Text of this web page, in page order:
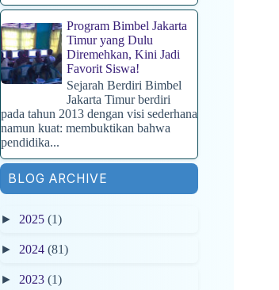
Program Bimbel Jakarta
Timur yang Dulu
Diremehkan, Kini Jadi
Favorit Siswa!
Sejarah Berdiri Bimbel
Jakarta Timur berdiri
pada tahun 2013 dengan visi sederhana
namun kuat: membuktikan bahwa
pendidika...
BLOG ARCHIVE
► 2025 (1)
► 2024 (81)
► 2023 (1)